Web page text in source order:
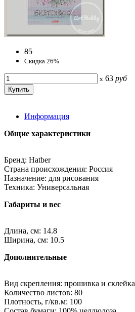
85
Скидка 26%
x 63 руб
Информация
Общие характеристики
Бренд: Hatber
Страна происхождения: Россия
Назначение: для рисования
Техника: Универсальная
Габариты и вес
Длина, см: 14.8
Ширина, см: 10.5
Дополнительные
Вид скрепления: прошивка и склейка
Количество листов: 80
Плотность, г/кв.м: 100